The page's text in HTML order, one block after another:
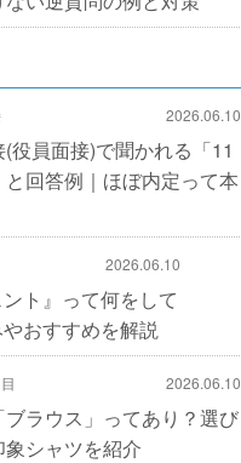
2026.06.10
役員面接)で聞かれる「11
回答例｜ほぼ内定って本
2026.06.10
ント』って何をして
おすすめを解説
2026.06.10
ラウス」ってあり？選び
シャツを紹介